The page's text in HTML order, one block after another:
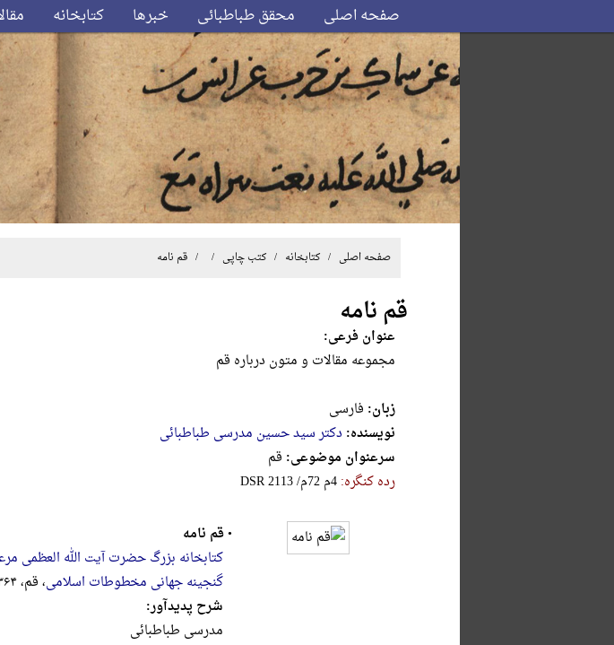
صفحه اصلی محقق طباطبائی خبرها کتابخانه
صفحه اصلی / کتابخانه /کتب چاپی / / قم نامه
قم نامه
عنوان فرعی:
مجمو‌عه‌ مقالات‌ و متون‌ درباره‌ قم‌
زبان: فارسی
نویسنده: دکتر سید حسین مدرسی طباطبائی
سرعنوان موضوعی: قم
رده کنگره:‎D‎‎‎S‎‎‎R‎‎‎ ‎2‎1‎1‎3‎ ‎/‎م‎7‎2‎ ‎م‎4‎
•قم نامه
کتابخانه بزرگ حضرت آیت الله العظمی
گنجینه جهانی مخطوطات اسلامی، قم، ۱۳۶۴ش.
شرح پدیدآور:
مدرسی‌ طباطبائی‌